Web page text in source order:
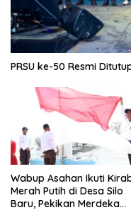
PRSU ke-50 Resmi
Wabup Asahan Ikuti
Merah Putih di Desa Silo
Baru, Pekikan Merdeka